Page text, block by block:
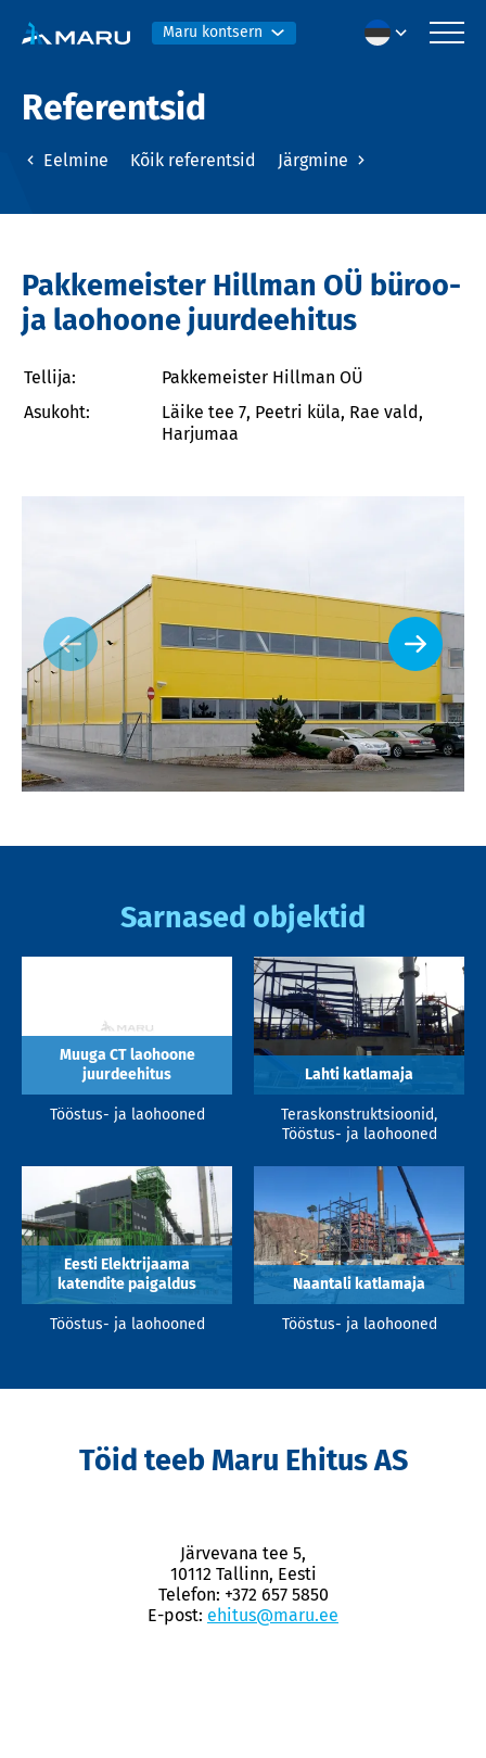
Maru kontsern
Referentsid
Eelmine Kõik referentsid Järgmine
Pakkemeister Hillman OÜ büroo-
ja laohoone juurdeehitus
Tellija:
Pakkemeister Hillman OÜ
Asukoht:
Läike tee 7, Peetri küla, Rae vald,
Harjumaa
Sarnased objektid
Muuga CT laohoone
juurdeehitus
Tööstus- ja laohooned
Lahti katlamaja
Teraskonstruktsioonid,
Tööstus- ja laohooned
Eesti Elektrijaama
katendite paigaldus
Tööstus- ja laohooned
Naantali katlamaja
Tööstus- ja laohooned
Töid teeb Maru Ehitus AS
Järvevana tee 5,
10112 Tallinn, Eesti
Telefon: +372 657 5850
E-post: ehitus@maru.ee